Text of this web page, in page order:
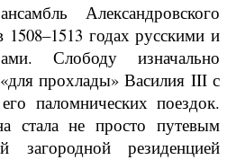
Александровского
годах русскими и
Слободу изначально
прохлады» Василия III с
паломнических поездок.
стала не просто путевым
резиденцией